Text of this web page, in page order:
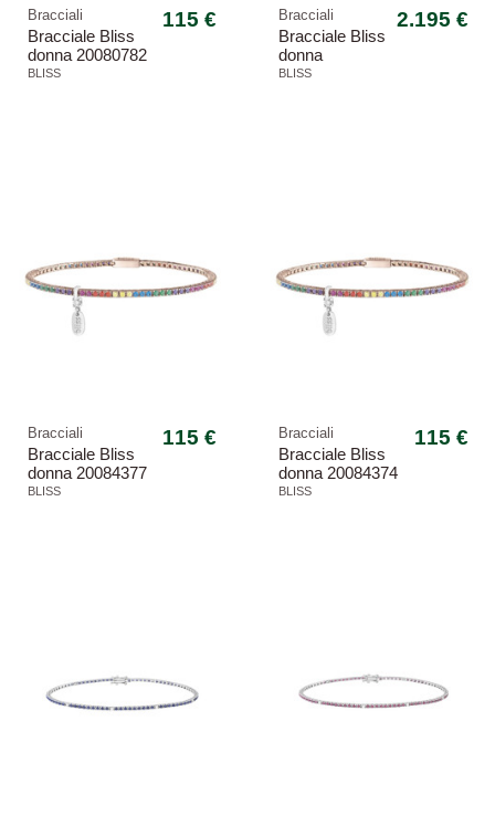
Bracciali
Bracciale Bliss
donna 20080782
Mywords
BLISS
115 € Bracciali
Bracciale Bliss
donna
20082026 oro
BLISS
2.195 €
Bracciali
Bracciale Bliss
donna 20084377
Mywords
BLISS
115 € Bracciali
Bracciale Bliss
donna 20084374
Mywords
BLISS
115 €